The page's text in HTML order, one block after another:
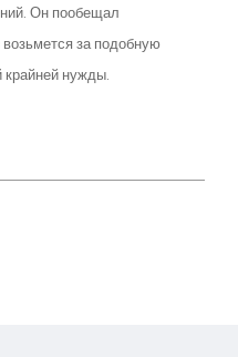
Он пообещал
за подобную
крайней нужды.